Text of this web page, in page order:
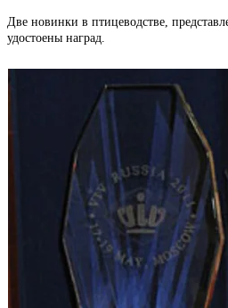
Две новинки в птицеводстве,
удостоены наград.